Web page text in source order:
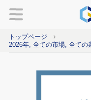
トップページ
2026年, 全ての市場, 全て